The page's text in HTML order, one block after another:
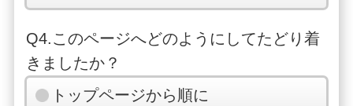
Q4.このページへどのようにしてたどり着
きましたか？
トップページから順に